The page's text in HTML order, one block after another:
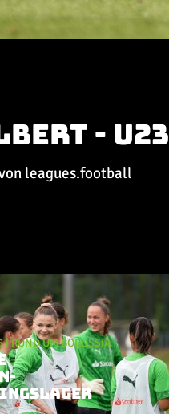
- U23
leagues.football
|RUND UM BORUSSIA